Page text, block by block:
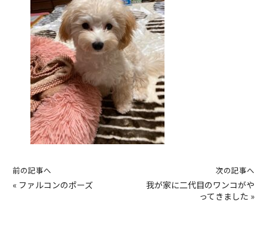
前の記事へ
« ファルコンのポーズ
次の記事へ
我が家に二代目のワンコがや
ってきました »